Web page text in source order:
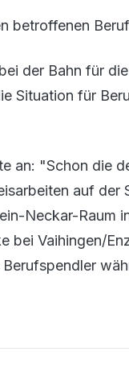
betroffenen
der Bahn für
Situation für
an: "Schon die
auf der
Neckar-Raum
bei Vaihingen/